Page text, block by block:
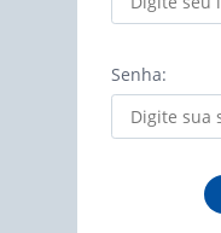
Senha: